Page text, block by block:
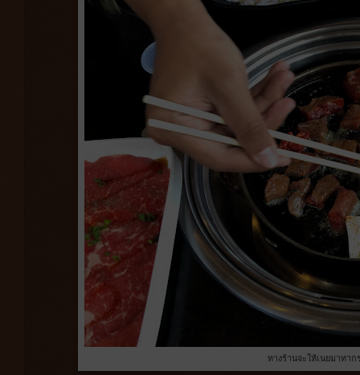
ทางร้านจะให้เนยมาทาก